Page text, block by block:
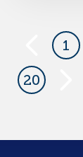
1
20